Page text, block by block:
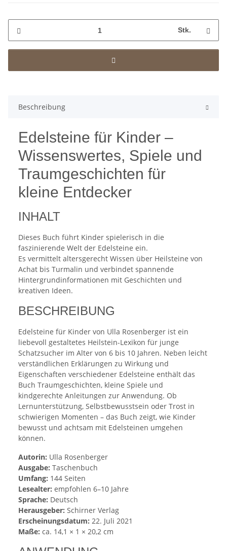
Stk.
Beschreibung
Edelsteine für Kinder –
Wissenswertes, Spiele und
Traumgeschichten für
kleine Entdecker
INHALT
Dieses Buch führt Kinder spielerisch in die
faszinierende Welt der Edelsteine ein.
Es vermittelt altersgerecht Wissen über Heilsteine von
Achat bis Turmalin und verbindet spannende
Hintergrundinformationen mit Geschichten und
kreativen Ideen.
BESCHREIBUNG
Edelsteine für Kinder von Ulla Rosenberger ist ein
liebevoll gestaltetes Heilstein-Lexikon für junge
Schatzsucher im Alter von 6 bis 10 Jahren. Neben leicht
verständlichen Erklärungen zu Wirkung und
Eigenschaften verschiedener Edelsteine enthält das
Buch Traumgeschichten, kleine Spiele und
kindgerechte Anleitungen zur Anwendung. Ob
Lernunterstützung, Selbstbewusstsein oder Trost in
schwierigen Momenten – das Buch zeigt, wie Kinder
bewusst und achtsam mit Edelsteinen umgehen
können.
Autorin: Ulla Rosenberger
Ausgabe: Taschenbuch
Umfang: 144 Seiten
Lesealter: empfohlen 6–10 Jahre
Sprache: Deutsch
Herausgeber: Schirner Verlag
Erscheinungsdatum: 22. Juli 2021
Maße: ca. 14,1 × 1 × 20,2 cm